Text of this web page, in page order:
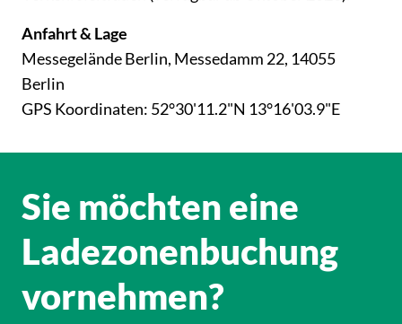
Anfahrt & Lage
Messegelände Berlin, Messedamm 22, 14055
Berlin
GPS Koordinaten: 52°30'11.2"N 13°16'03.9"E
Sie möchten eine
Ladezonenbuchung
vornehmen?